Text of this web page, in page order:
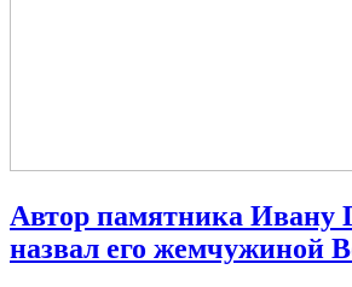
Автор памятника Ивану
назвал его жемчужиной